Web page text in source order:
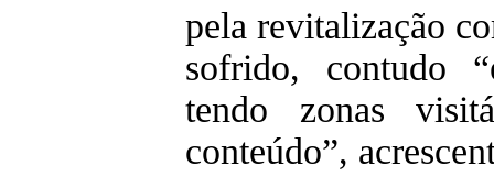
pela revitalização
sofrido, contudo
tendo zonas
conteúdo”,